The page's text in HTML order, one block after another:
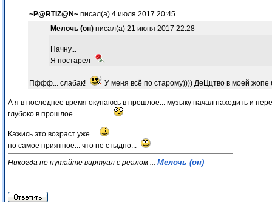
~P@RTIZ@N~ писал(а) 4 июля 2017 20:45
Мелочь (он) писал(а) 21 июня 2017 22:28
Начну...
Я постарел
Пффф... слабак! У меня всё по старому)))) ДеЦцтво в моей жопе
А я в последнее время окунаюсь в прошлое... музыку начал находить и
глубоко в прошлое....................
Кажись это возраст уже...
но самое приятное... что не стыдно...
Никогда не путайте виртуал с реалом ... Мелочь (он)